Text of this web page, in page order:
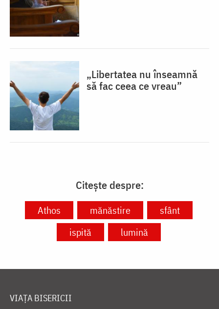
„Libertatea nu înseamnă
să fac ceea ce vreau”
Citește despre:
Athos mănăstire
sfânt
ispită
lumină
VIAȚA BISERICII